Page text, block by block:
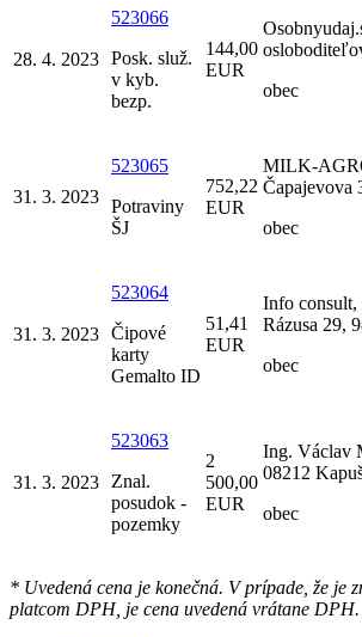
28. 4. 2023
523066
Posk. služ.
v kyb.
bezp.
144,00
EUR
obec
31. 3. 2023
523065
Potraviny
ŠJ
752,22
EUR
MILK-
Čapajevova
obec
31. 3. 2023
523064
Čipové
karty
Gemalto ID
51,41
EUR
Info consult,
Rázusa 29,
obec
31. 3. 2023
523063
Znal.
posudok -
pozemky
2
500,00
EUR
Ing. Václav
08212
obec
* Uvedená cena je konečná. V prípade, že je
platcom DPH, je cena uvedená vrátane DPH.